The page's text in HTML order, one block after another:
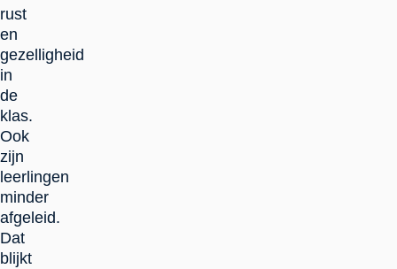
rust
en
gezelligheid
in
de
klas.
Ook
zijn
leerlingen
minder
afgeleid.
Dat
blijkt